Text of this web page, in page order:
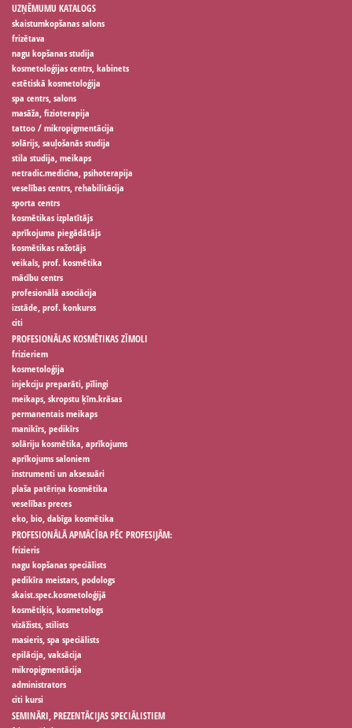
UZŅĒMUMU KATALOGS
skaistumkopšanas salons
frizētava
nagu kopšanas studija
kosmetoloģijas centrs, kabinets
estētiskā kosmetoloģija
spa centrs, salons
masāža, fizioterapija
tattoo / mikropigmentācija
solārijs, sauļošanās studija
stila studija, meikaps
netradic.medicīna, psihoterapija
veselības centrs, rehabilitācija
sporta centrs
kosmētikas izplatītājs
aprīkojuma piegādātājs
kosmētikas ražotājs
veikals, prof. kosmētika
mācību centrs
profesionālā asociācija
izstāde, prof. konkurss
citi
PROFESIONĀLAS KOSMĒTIKAS ZĪMOLI
frizieriem
kosmetoloģija
injekciju preparāti, pīlingi
meikaps, skropstu ķīm.krāsas
permanentais meikaps
manikīrs, pedikīrs
solāriju kosmētika, aprīkojums
aprīkojums saloniem
instrumenti un aksesuāri
plaša patēriņa kosmētika
veselības preces
eko, bio, dabīga kosmētika
PROFESIONĀLĀ APMĀCĪBA PĒC PROFESIJĀM:
frizieris
nagu kopšanas speciālists
pedikīra meistars, podologs
skaist.spec.kosmetoloģijā
kosmētiķis, kosmetologs
vizāžists, stilists
masieris, spa speciālists
epilācija, vaksācija
mikropigmentācija
administrators
citi kursi
SEMINĀRI, PREZENTĀCIJAS SPECIĀLISTIEM